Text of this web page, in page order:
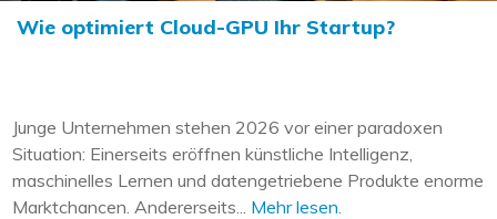
Wie optimiert Cloud-GPU Ihr Startup?
Junge Unternehmen stehen 2026 vor einer paradoxen
Situation: Einerseits eröffnen künstliche Intelligenz,
maschinelles Lernen und datengetriebene Produkte enorme
Marktchancen. Andererseits... Mehr lesen.